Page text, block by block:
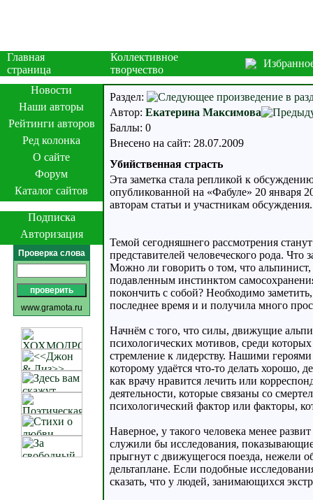
Главная
страница
Коллективное
творчество
Новости
Наши авторы
Рейтинги авторов
Ред колонка
О сайте
Форум
Каталог сайтов
Подписка
Авторизация
Проверка слова
www.gramota.ru
Раздел:
Автор: Екатерина Максимова
Баллы: 0
Внесено на сайт: 28.07.2009
Убийственная страсть
Эта заметка стала репликой к
опубликованной на «Фабуле» 20 января
авторам статьи и участникам обсуждения.
Темой сегодняшнего рассмотрения
представителей человеческого рода. Что
Можно ли говорить о том, что
подавленным инстинктом
покончить с собой? Необходимо
последнее время и и получила много
Начнём с того, что силы, движущие
психологических мотивов, среди
стремление к лидерству. Нашими
которому удаётся что-то делать хорошо,
как врачу нравится лечить или
деятельности, которые связаны со
психологический фактор или факторы,
Наверное, у такого человека менее
служили бы исследования,
прыгнут с движущегося поезда, нежели
дельтаплане. Если подобные
сказать, что у людей, занимающихся